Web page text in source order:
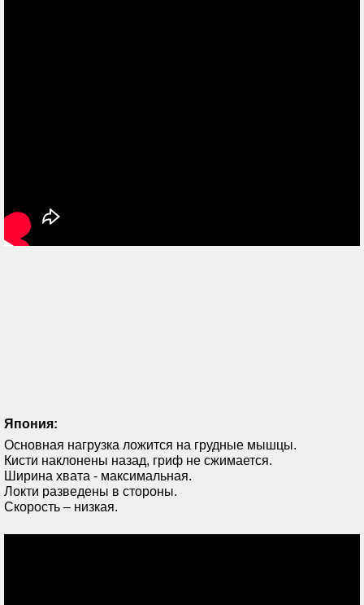
Япония:
Основная нагрузка ложится на грудные мышцы.
Кисти наклонены назад, гриф не сжимается.
Ширина хвата - максимальная.
Локти разведены в стороны.
Скорость – низкая.